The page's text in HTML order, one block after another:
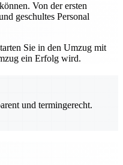
Von der ersten
geschultes Personal
Sie in den Umzug mit
ein Erfolg wird.
und termingerecht.